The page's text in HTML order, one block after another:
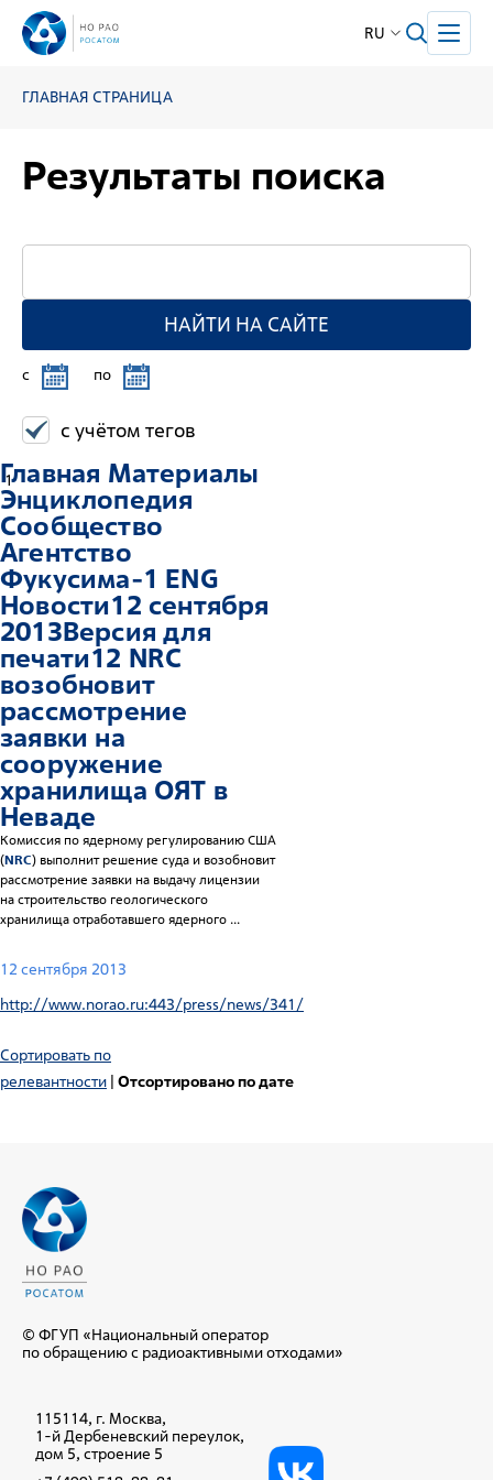
RU
ГЛАВНАЯ СТРАНИЦА
Результаты поиска
НАЙТИ НА САЙТЕ
c по
с учётом тегов
1
Главная Материалы
Энциклопедия
Сообщество
Агентство
Фукусима-1 ENG
Новости12 сентября
2013Версия для
печати12 NRC
возобновит
рассмотрение
заявки на
сооружение
хранилища ОЯТ в
Неваде
Комиссия по ядерному регулированию США
(NRC) выполнит решение суда и возобновит
рассмотрение заявки на выдачу лицензии
на строительство геологического
хранилища отработавшего ядерного ...
12 сентября 2013
http://www.norao.ru:443/press/news/341/
Сортировать по
релевантности | Отсортировано по дате
© ФГУП «Национальный оператор
по обращению с радиоактивными отходами»
115114, г. Москва,
1-й Дербеневский переулок,
дом 5, строение 5